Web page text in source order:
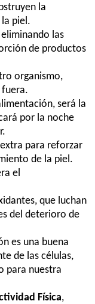
la
piel.
las
de productos
organismo,
será la
por la noche
para reforzar
de la piel.
el
que luchan
del deterioro de
es una buena
de las células,
para nuestra
Física,